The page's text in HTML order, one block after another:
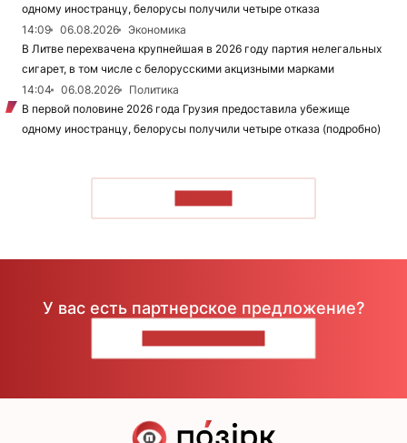
одному иностранцу, белорусы получили четыре отказа
14:09
06.08.2026
Экономика
В Литве перехвачена крупнейшая в 2026 году партия нелегальных
сигарет, в том числе с белорусскими акцизными марками
14:04
06.08.2026
Политика
В первой половине 2026 года Грузия предоставила убежище
одному иностранцу, белорусы получили четыре отказа (подробно)
У вас есть партнерское предложение?